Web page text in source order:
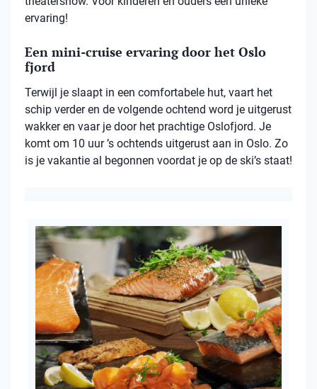
ervaring!
Een mini-cruise ervaring door het Oslo
fjord
Terwijl je slaapt in een comfortabele hut, vaart het
schip verder en de volgende ochtend word je uitgerust
wakker en vaar je door het prachtige Oslofjord. Je
komt om 10 uur ’s ochtends uitgerust aan in Oslo. Zo
is je vakantie al begonnen voordat je op de ski’s staat!